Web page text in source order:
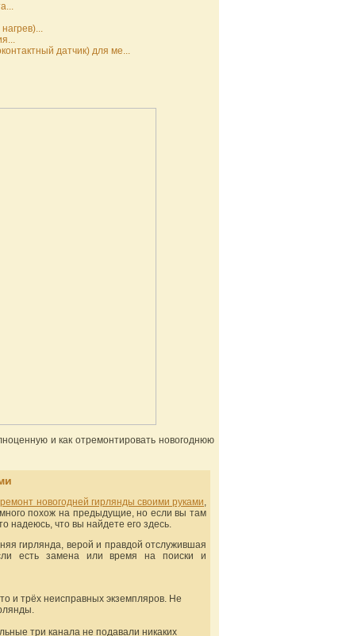
датчик) для ме...
и как отремонтировать новогоднюю
ремонт новогодней гирлянды своими руками,
похож на предыдущие, но если вы там
надеюсь, что вы найдете его здесь.
гирлянда, верой и правдой отслужившая
есть замена или время на поиски и
и трёх неисправных экземпляров. Не
три канала не подавали никаких